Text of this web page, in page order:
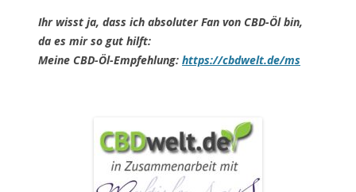
Ihr wisst ja, dass ich absoluter Fan von CBD-Öl bin,
da es mir so gut hilft:
Meine CBD-Öl-Empfehlung: https://cbdwelt.de/ms